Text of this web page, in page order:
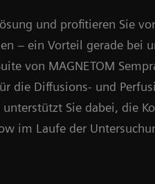
und profitieren Sie
‒ ein Vorteil gerade bei
von MAGNETOM
die Diffusions- und
Sie dabei, die
im Laufe der